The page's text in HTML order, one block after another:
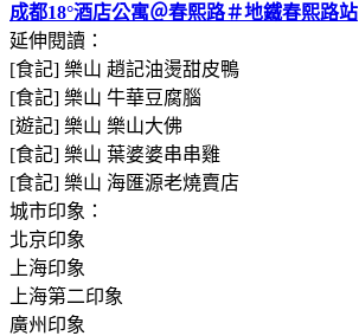
成都18°酒店公寓＠春熙路＃地鐵春熙路站
延伸閱讀：
[食記] 樂山 趙記油燙甜皮鴨
[食記] 樂山 牛華豆腐腦
[遊記] 樂山 樂山大佛
[食記] 樂山 葉婆婆串串雞
[食記] 樂山 海匯源老燒賣店
城市印象：
北京印象
上海印象
上海第二印象
廣州印象